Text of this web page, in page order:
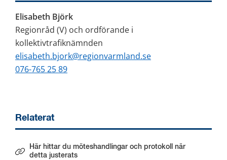
Elisabeth Björk
Regionråd (V) och ordförande i
kollektivtrafiknämnden
elisabeth.bjork@regionvarmland.se
076-765 25 89
Relaterat
Här hittar du möteshandlingar och protokoll när
detta justerats
Länk till annan webbplats.